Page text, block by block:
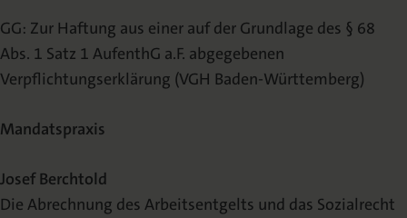
GG: Zur Haftung aus einer auf der Grundlage des § 68
Abs. 1 Satz 1 AufenthG a.F. abgegebenen
Verpflichtungserklärung (VGH Baden-Württemberg)
Mandatspraxis
Josef Berchtold
Die Abrechnung des Arbeitsentgelts und das Sozialrecht